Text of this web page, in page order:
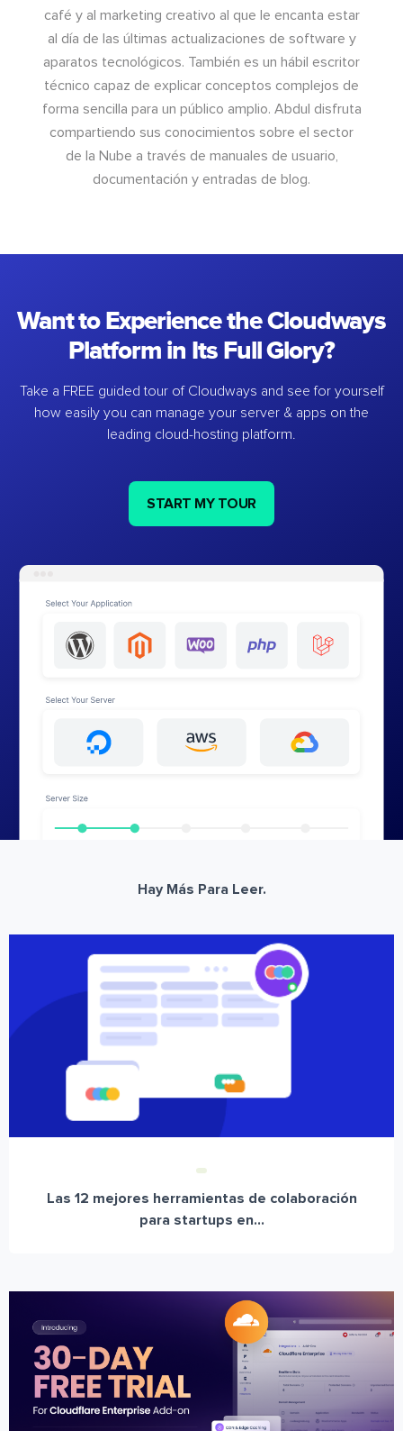
café y al marketing creativo al que le encanta estar
al día de las últimas actualizaciones de software y
aparatos tecnológicos. También es un hábil escritor
técnico capaz de explicar conceptos complejos de
forma sencilla para un público amplio. Abdul disfruta
compartiendo sus conocimientos sobre el sector
de la Nube a través de manuales de usuario,
documentación y entradas de blog.
Want to Experience the Cloudways
Platform in Its Full Glory?
Take a FREE guided tour of Cloudways and see for yourself
how easily you can manage your server & apps on the
leading cloud-hosting platform.
START MY TOUR
Hay Más Para Leer.
Las 12 mejores herramientas de colaboración
para startups en...